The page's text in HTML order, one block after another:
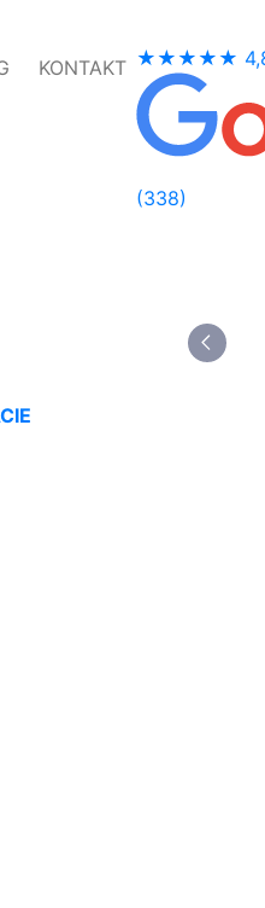
KONTAKT ★★★★★
(338)